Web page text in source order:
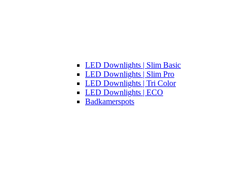
LED Downlights | Slim Basic
LED Downlights | Slim Pro
LED Downlights | Tri Color
LED Downlights | ECO
Badkamerspots